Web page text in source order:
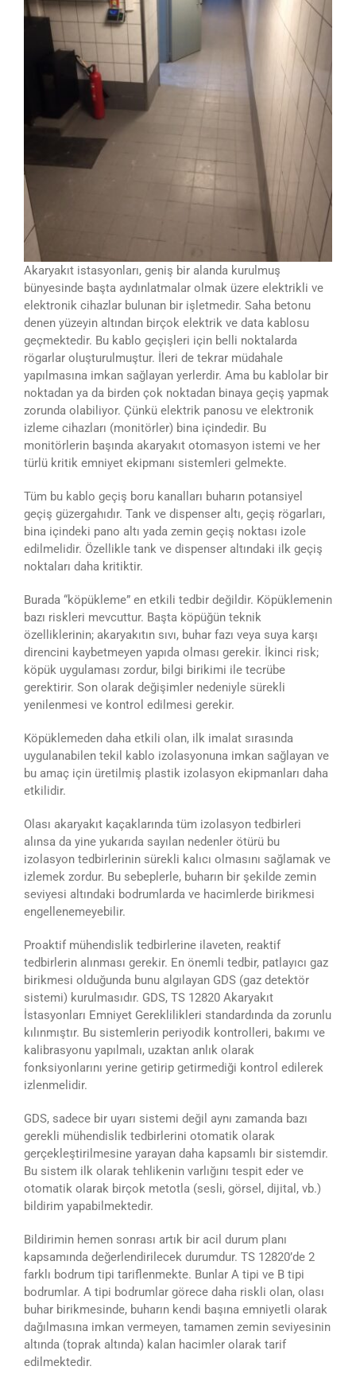
Akaryakıt istasyonları, geniş bir alanda kurulmuş
bünyesinde başta aydınlatmalar olmak üzere elektrikli ve
elektronik cihazlar bulunan bir işletmedir. Saha betonu
denen yüzeyin altından birçok elektrik ve data kablosu
geçmektedir. Bu kablo geçişleri için belli noktalarda
rögarlar oluşturulmuştur. İleri de tekrar müdahale
yapılmasına imkan sağlayan yerlerdir. Ama bu kablolar bir
noktadan ya da birden çok noktadan binaya geçiş yapmak
zorunda olabiliyor. Çünkü elektrik panosu ve elektronik
izleme cihazları (monitörler) bina içindedir. Bu
monitörlerin başında akaryakıt otomasyon istemi ve her
türlü kritik emniyet ekipmanı sistemleri gelmekte.
Tüm bu kablo geçiş boru kanalları buharın potansiyel
geçiş güzergahıdır. Tank ve dispenser altı, geçiş rögarları,
bina içindeki pano altı yada zemin geçiş noktası izole
edilmelidir. Özellikle tank ve dispenser altındaki ilk geçiş
noktaları daha kritiktir.
Burada “köpükleme” en etkili tedbir değildir. Köpüklemenin
bazı riskleri mevcuttur. Başta köpüğün teknik
özelliklerinin; akaryakıtın sıvı, buhar fazı veya suya karşı
direncini kaybetmeyen yapıda olması gerekir. İkinci risk;
köpük uygulaması zordur, bilgi birikimi ile tecrübe
gerektirir. Son olarak değişimler nedeniyle sürekli
yenilenmesi ve kontrol edilmesi gerekir.
Köpüklemeden daha etkili olan, ilk imalat sırasında
uygulanabilen tekil kablo izolasyonuna imkan sağlayan ve
bu amaç için üretilmiş plastik izolasyon ekipmanları daha
etkilidir.
Olası akaryakıt kaçaklarında tüm izolasyon tedbirleri
alınsa da yine yukarıda sayılan nedenler ötürü bu
izolasyon tedbirlerinin sürekli kalıcı olmasını sağlamak ve
izlemek zordur. Bu sebeplerle, buharın bir şekilde zemin
seviyesi altındaki bodrumlarda ve hacimlerde birikmesi
engellenemeyebilir.
Proaktif mühendislik tedbirlerine ilaveten, reaktif
tedbirlerin alınması gerekir. En önemli tedbir, patlayıcı gaz
birikmesi olduğunda bunu algılayan GDS (gaz detektör
sistemi) kurulmasıdır. GDS, TS 12820 Akaryakıt
İstasyonları Emniyet Gereklilikleri standardında da zorunlu
kılınmıştır. Bu sistemlerin periyodik kontrolleri, bakımı ve
kalibrasyonu yapılmalı, uzaktan anlık olarak
fonksiyonlarını yerine getirip getirmediği kontrol edilerek
izlenmelidir.
GDS, sadece bir uyarı sistemi değil aynı zamanda bazı
gerekli mühendislik tedbirlerini otomatik olarak
gerçekleştirilmesine yarayan daha kapsamlı bir sistemdir.
Bu sistem ilk olarak tehlikenin varlığını tespit eder ve
otomatik olarak birçok metotla (sesli, görsel, dijital, vb.)
bildirim yapabilmektedir.
Bildirimin hemen sonrası artık bir acil durum planı
kapsamında değerlendirilecek durumdur. TS 12820’de 2
farklı bodrum tipi tariflenmekte. Bunlar A tipi ve B tipi
bodrumlar. A tipi bodrumlar görece daha riskli olan, olası
buhar birikmesinde, buharın kendi başına emniyetli olarak
dağılmasına imkan vermeyen, tamamen zemin seviyesinin
altında (toprak altında) kalan hacimler olarak tarif
edilmektedir.